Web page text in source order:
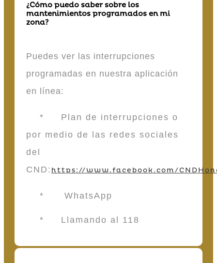
¿Cómo puedo saber sobre los
mantenimientos programados en mi
zona?
Puedes ver las interrupciones
programadas en nuestra aplicación
en línea:
* Plan de interrupciones o
por medio de las redes sociales
del
CND: https://www.facebook.com/
* WhatsApp
* Llamando al 118